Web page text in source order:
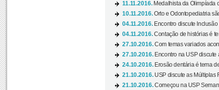
11.11.2016. Medalhista da Olimpíada
10.11.2016.Orto e Odontopediatria
04.11.2016. Encontro discute
04.11.2016.Contação de histórias é
27.10.2016.Com temas variados
27.10.2016. Encontro na USP discute
24.10.2016. Erosão dentária é tema
21.10.2016. USP discute as Múltiplas
21.10.2016.Começou na USP